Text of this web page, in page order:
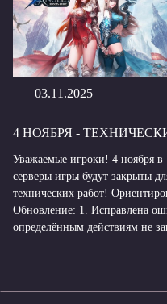
03.11.2025
4 НОЯБРЯ -
Уважаемые игроки! 4 ноября в
серверы игры будут закрыты
технических работ!
Обновление: 1. Исправлена
определённым действиям не